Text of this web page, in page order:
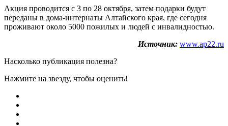
Акция проводится с 3 по 28 октября, затем подарки будут
переданы в дома-интернаты Алтайского края, где сегодня
проживают около 5000 пожилых и людей с инвалидностью.
Источник: www.ap22.ru
Насколько публикация полезна?
Нажмите на звезду, чтобы оценить!